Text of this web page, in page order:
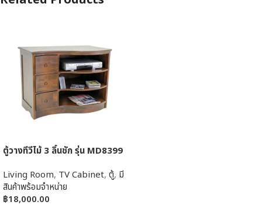
ตู้วางทีวีไม้ 3 ลิ้นชัก รุ่น MD8399
Living Room, TV Cabinet, ตู้, มี
สินค้าพร้อมจำหน่าย
฿18,000.00